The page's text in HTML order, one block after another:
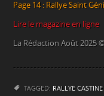
Page 14 : Rallye Saint
Lire le magazine en ligne
La Rédaction Août 2025
TAGGED: RALLYE